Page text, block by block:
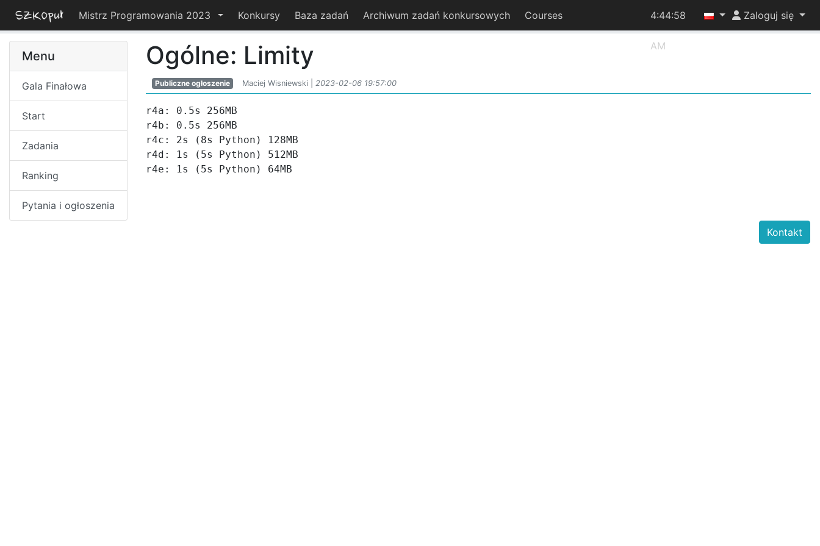
Mistrz Programowania 2023 Konkursy Baza zadań Archiwum zadań konkursowych Courses 4:44:58
AM
Zaloguj się
Menu
Gala Finałowa
Start
Zadania
Ranking
Pytania i ogłoszenia
Ogólne: Limity
Publiczne ogłoszenie Maciej Wisniewski | 2023-02-06 19:57:00
r4a: 0.5s 256MB
r4b: 0.5s 256MB
r4c: 2s (8s Python) 128MB
r4d: 1s (5s Python) 512MB
r4e: 1s (5s Python) 64MB
Kontakt